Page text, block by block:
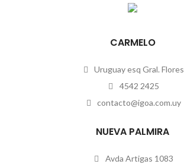
CARMELO
Uruguay esq Gral. Flores
4542 2425
contacto@igoa.com.uy
NUEVA PALMIRA
Avda Artigas 1083